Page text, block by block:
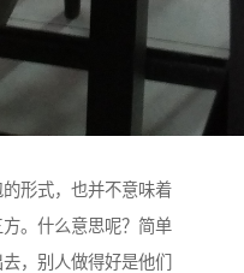
形式，也并不意味着
。什么意思呢？简单
，别人做得好是他们